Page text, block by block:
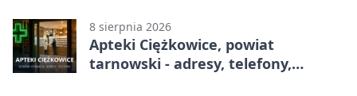
8 sierpnia 2026
Apteki Ciężkowice, powiat
tarnowski - adresy, telefony,